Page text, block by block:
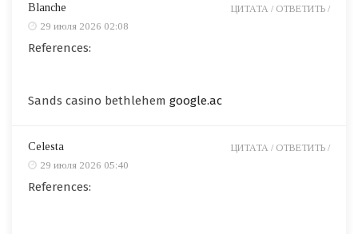
Blanche
29 июля 2026 02:08
References:
Sands casino bethlehem google.ac
ЦИТАТА / ОТВЕТИТЬ /
Celesta
29 июля 2026 05:40
References:
ЦИТАТА / ОТВЕТИТЬ /